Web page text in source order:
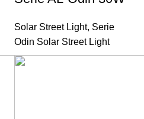
Solar Street Light, Serie
Odin Solar Street Light